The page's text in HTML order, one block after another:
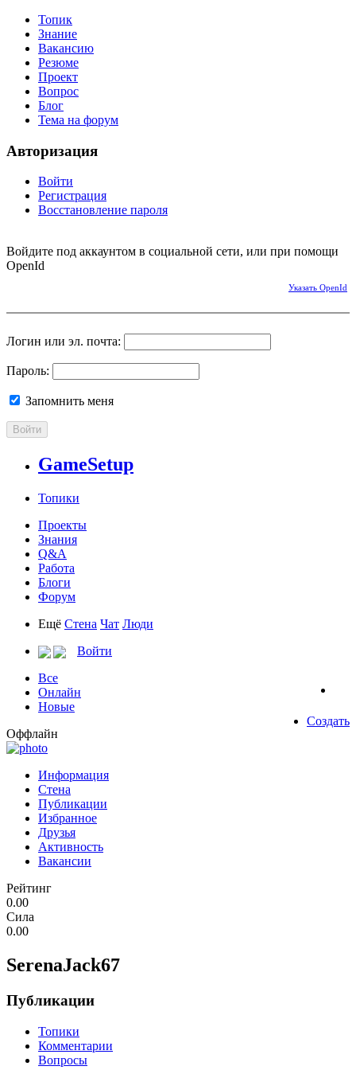
Топик
Знание
Вакансию
Резюме
Проект
Вопрос
Блог
Тема на форум
Авторизация
Войти
Регистрация
Восстановление пароля
Войдите под аккаунтом в социальной сети, или при помощи
OpenId
Указать OpenId
Логин или эл. почта:
Пароль:
Запомнить меня
Войти
GameSetup
Топики
Проекты
Знания
Q&A
Работа
Блоги
Форум
Ещё Стена Чат Люди
Войти
Все
Онлайн
Новые
Создать
Оффлайн
Информация
Стена
Публикации
Избранное
Друзья
Активность
Вакансии
Рейтинг
0.00
Сила
0.00
SerenaJack67
Публикации
Топики
Комментарии
Вопросы